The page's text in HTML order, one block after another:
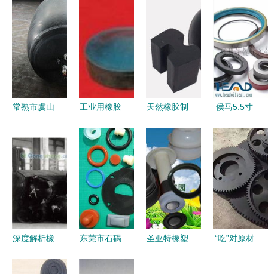
常熟市虞山
制品厂 精
工品质驱动
橡塑生态创
新
工业用橡胶
如何选择优
质可靠的厂
家货源与供
应信息
天然橡胶制
须使用炭黑
吗？——解
析橡胶制品
的补强与颜
色选择
侯马5.5寸
家直销 橡
胶制品的可
靠之选
深度解析橡
东莞市石碣
圣亚特橡塑
“吃”对原材